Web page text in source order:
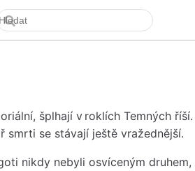
šplhají v roklích Temných
smrti se stávají ještě vražednější.
nikdy nebyli osvíceným